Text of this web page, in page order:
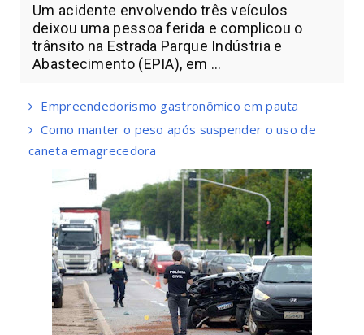
Um acidente envolvendo três veículos
deixou uma pessoa ferida e complicou o
trânsito na Estrada Parque Indústria e
Abastecimento (EPIA), em ...
Empreendedorismo gastronômico em pauta
Como manter o peso após suspender o uso de
caneta emagrecedora